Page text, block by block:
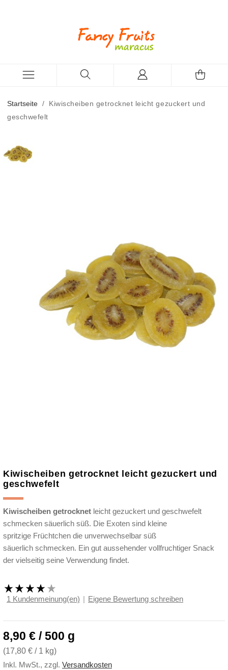
Startseite / Kiwischeiben getrocknet leicht gezuckert und
geschwefelt
Kiwischeiben getrocknet leicht gezuckert und
geschwefelt
Kiwischeiben getrocknet leicht gezuckert und geschwefelt
schmecken säuerlich süß. Die Exoten sind kleine
spritzige Früchtchen die unverwechselbar süß
säuerlich schmecken. Ein gut aussehender vollfruchtiger Snack
der vielseitig seine Verwendung findet.
1 Kundenmeinung(en) | Eigene Bewertung schreiben
8,90 € / 500 g
(17,80 € / 1 kg)
Inkl. MwSt., zzgl. Versandkosten